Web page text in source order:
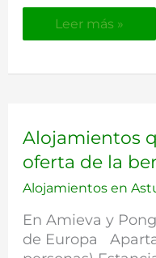
Leer más »
Alojamientos
oferta de la
Alojamientos en
En Amieva y
de Europa
Alojamientos
que
ofrecen
una
de
la
berrea